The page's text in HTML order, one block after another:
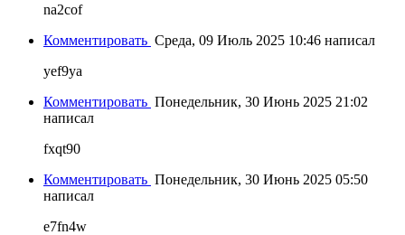
na2cof
Комментировать Среда, 09 Июль 2025 10:46 написал
yef9ya
Комментировать Понедельник, 30 Июнь 2025 21:02
написал
fxqt90
Комментировать Понедельник, 30 Июнь 2025 05:50
написал
e7fn4w